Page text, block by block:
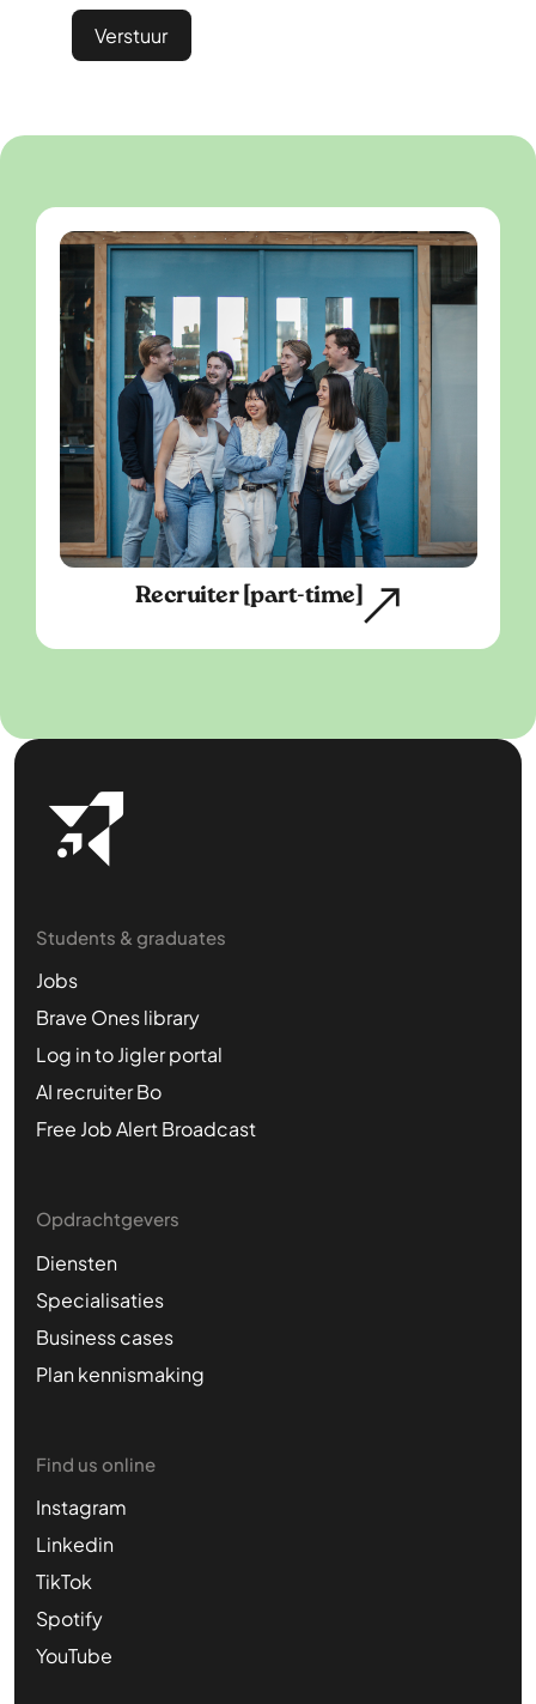
Recruiter [part-time]
Students & graduates
Jobs
Brave Ones library
Log in to Jigler portal
AI recruiter Bo
Free Job Alert Broadcast
Opdrachtgevers
Diensten
Specialisaties
Business cases
Plan kennismaking
Find us online
Instagram
Linkedin
TikTok
Spotify
YouTube